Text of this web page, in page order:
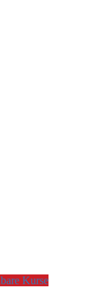
Kurse